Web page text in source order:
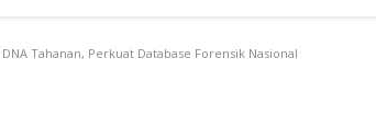
Tahanan, Perkuat Database Forensik Nasional